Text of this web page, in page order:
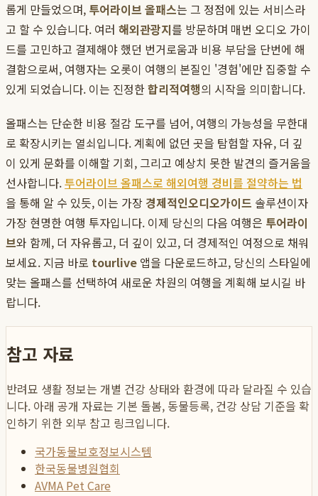
롭게 만들었으며, 투어라이브 올패스는 그 정점에 있는 서비스라
고 할 수 있습니다. 여러 해외관광지를 방문하며 매번 오디오 가이
드를 고민하고 결제해야 했던 번거로움과 비용 부담을 단번에 해
결함으로써, 여행자는 오롯이 여행의 본질인 '경험'에만 집중할 수
있게 되었습니다. 이는 진정한합리적여행의 시작을 의미합니다.
올패스는 단순한 비용 절감 도구를 넘어, 여행의 가능성을 무한대
로 확장시키는 열쇠입니다. 계획에 없던 곳을 탐험할 자유, 더 깊
이 있게 문화를 이해할 기회, 그리고 예상치 못한 발견의 즐거움을
선사합니다.투어라이브 올패스로 해외여행 경비를 절약하는 법
을 통해 알 수 있듯, 이는 가장 경제적인오디오가이드 솔루션이자
가장 현명한 여행 투자입니다. 이제 당신의 다음 여행은 투어라이
브와 함께, 더 자유롭고, 더 깊이 있고, 더 경제적인 여정으로 채워
보세요. 지금 바로 tourlive 앱을 다운로드하고, 당신의 스타일에
맞는 올패스를 선택하여 새로운 차원의 여행을 계획해 보시길 바
랍니다.
참고 자료
반려묘 생활 정보는 개별 건강 상태와 환경에 따라 달라질 수 있습
니다. 아래 공개 자료는 기본 돌봄, 동물등록, 건강 상담 기준을 확
인하기 위한 외부 참고 링크입니다.
국가동물보호정보시스템
한국동물병원협회
AVMA Pet Care